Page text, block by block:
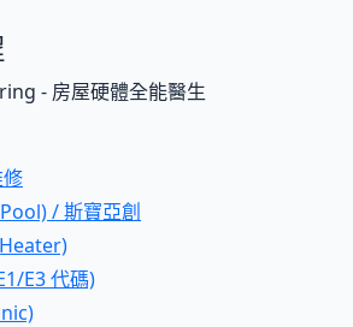
- 房屋硬體全能醫生
/ 斯寶亞創
E3 代碼)